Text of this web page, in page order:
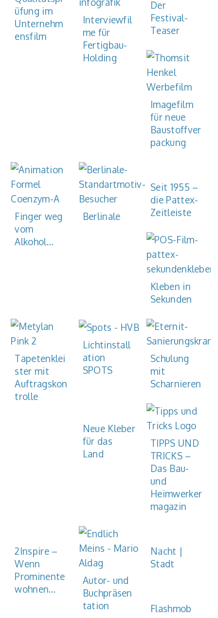
üfung im
Unternehm
ensfilm
Interviewfil
me für
Fertigbau-
Holding
Der
Festival-
Teaser
Imagefilm
für neue
Baustoffver
packung
Finger weg
vom
Alkohol…
Berlinale
Seit 1955 –
die Pattex-
Zeitleiste
Kleben in
Sekunden
Tapetenklei
ster mit
Auftragskon
trolle
Lichtinstall
ation
SPOTS
Schulung
mit
Scharnieren
Neue Kleber
für das
Land
TIPPS UND
TRICKS –
Das Bau-
und
Heimwerker
magazin
2Inspire –
Wenn
Prominente
wohnen…
Autor- und
Buchpräsen
tation
Nacht |
Stadt
Flashmob